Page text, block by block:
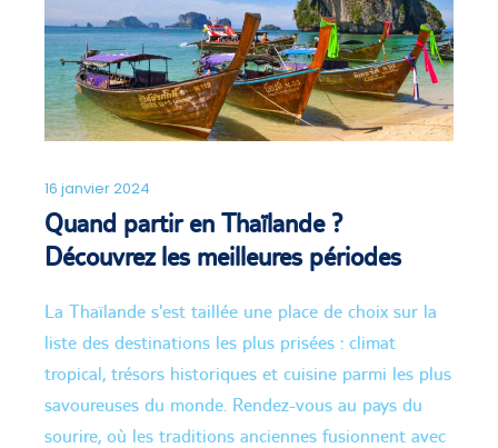
16 janvier 2024
Quand partir en Thaïlande ?
Découvrez les meilleures périodes
La Thaïlande s'est taillée une place de choix sur la
liste des destinations les plus prisées : climat
tropical, trésors historiques et cuisine parmi les plus
savoureuses du monde. Rendez-vous au pays du
sourire, où les traditions anciennes fusionnent avec